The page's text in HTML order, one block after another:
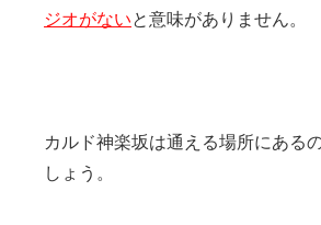
ジオがないと意味がありません。
カルド神楽坂は通える場所にある
しょう。